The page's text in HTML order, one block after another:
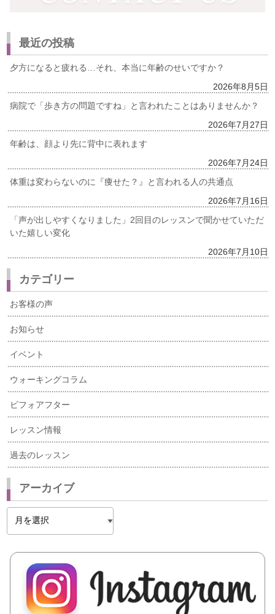
最近の投稿
夕方になると疲れる…それ、本当に年齢のせいですか？
2026年8月5日
病院で「歩き方の問題ですね」と言われたことはありませんか？
2026年7月27日
年齢は、顔より先に背中に表れます
2026年7月24日
体重は変わらないのに『痩せた？』と言われる人の共通点
2026年7月16日
「声が出しやすくなりました」2回目のレッスンで聞かせていただ
いた嬉しい変化
2026年7月10日
カテゴリー
お客様の声
お知らせ
イベント
ウォーキングコラム
ビフォアフター
レッスン情報
過去のレッスン
アーカイブ
ア
カ
イ